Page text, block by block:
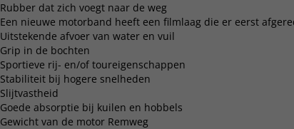
Rubber dat zich voegt naar de weg
Een nieuwe motorband heeft een filmlaag die er eerst
Uitstekende afvoer van water en vuil
Grip in de bochten
Sportieve rij- en/of toureigenschappen
Stabiliteit bij hogere snelheden
Slijtvastheid
Goede absorptie bij kuilen en hobbels
Gewicht van de motor Remweg